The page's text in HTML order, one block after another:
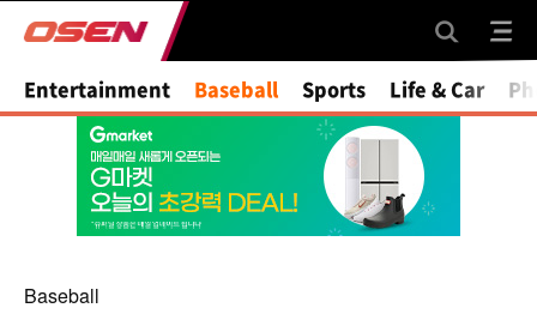
Mute
Entertainment Baseball Sports Life & Car
Baseball